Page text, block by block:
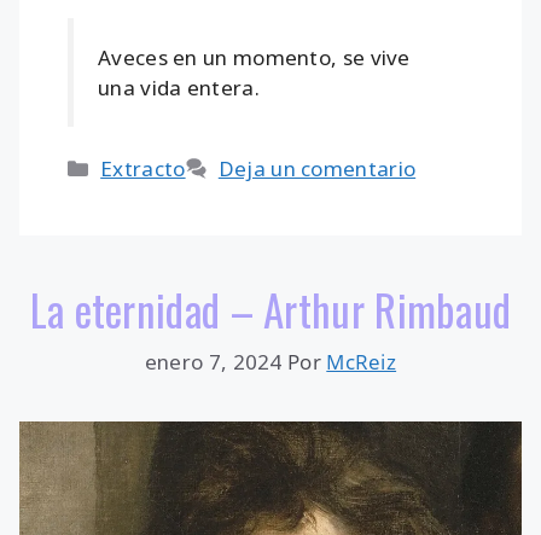
Aveces en un momento, se vive
una vida entera.
Categorías
Extracto Deja un comentario
La eternidad – Arthur Rimbaud
enero 7, 2024 Por McReiz